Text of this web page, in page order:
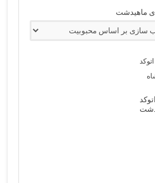
ماهیدشت